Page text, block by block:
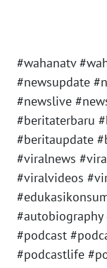
#wahanatv
#newsupdate
#newslive
#beritaterbaru
#beritaupdate
#viralnews
#viralvideos
#podcast
#podcastlife
WN
BABEL
WN
SUMBAR
WN
BENGKULU